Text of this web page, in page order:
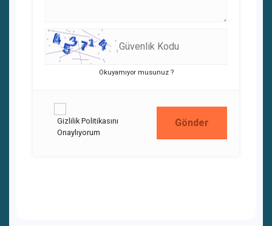
Okuyamıyor musunuz ?
Gizlilik Politikasını
Onaylıyorum
Gönder